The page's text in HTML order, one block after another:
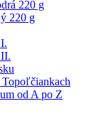
220 g
220 g
od A po Z